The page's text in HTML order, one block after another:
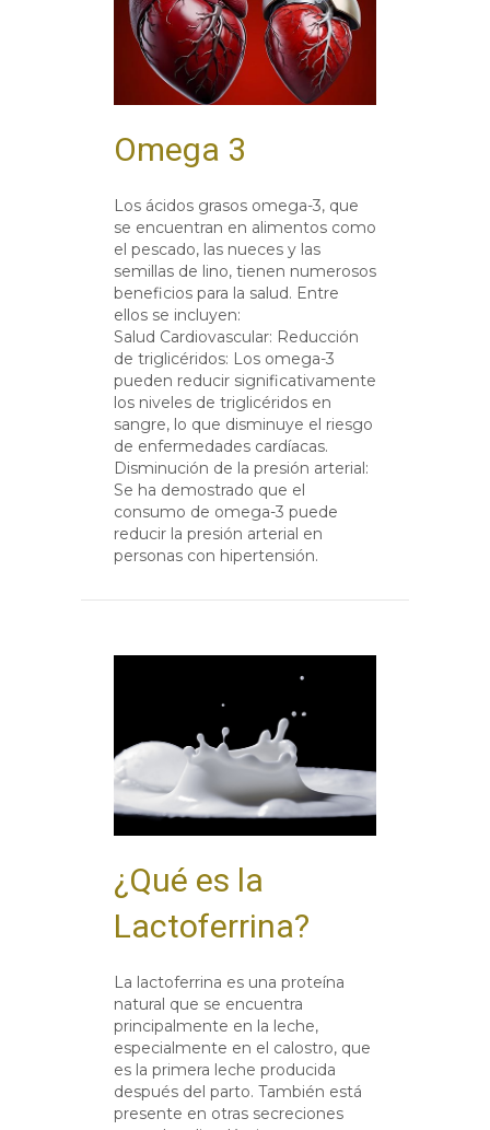
Omega 3
Los ácidos grasos omega-3, que
se encuentran en alimentos como
el pescado, las nueces y las
semillas de lino, tienen numerosos
beneficios para la salud. Entre
ellos se incluyen:
Salud Cardiovascular: Reducción
de triglicéridos: Los omega-3
pueden reducir significativamente
los niveles de triglicéridos en
sangre, lo que disminuye el riesgo
de enfermedades cardíacas.
Disminución de la presión arterial:
Se ha demostrado que el
consumo de omega-3 puede
reducir la presión arterial en
personas con hipertensión.
¿Qué es la
Lactoferrina?
La lactoferrina es una proteína
natural que se encuentra
principalmente en la leche,
especialmente en el calostro, que
es la primera leche producida
después del parto. También está
presente en otras secreciones